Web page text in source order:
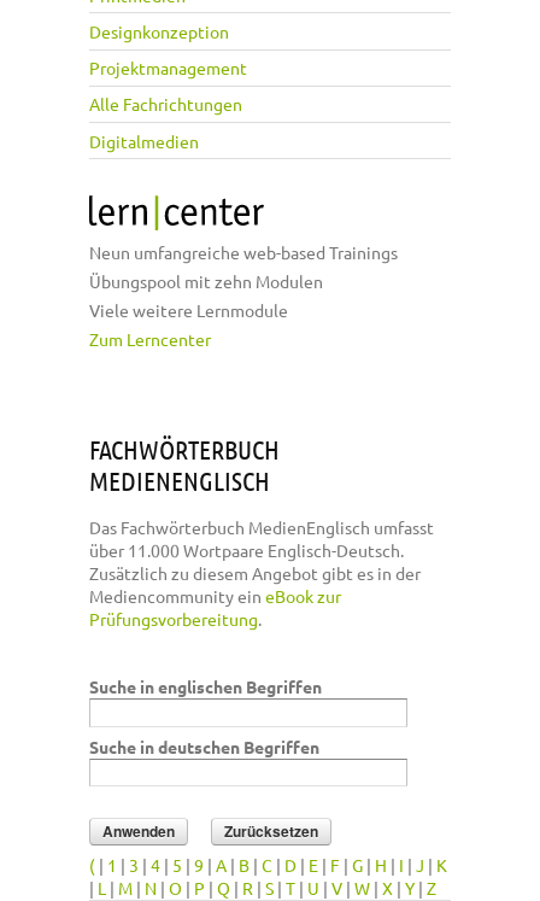
Designkonzeption
Projektmanagement
Alle Fachrichtungen
Digitalmedien
Neun umfangreiche web-based Trainings
Übungspool mit zehn Modulen
Viele weitere Lernmodule
Zum Lerncenter
FACHWÖRTERBUCH
MEDIENENGLISCH
Das Fachwörterbuch MedienEnglisch umfasst
über 11.000 Wortpaare Englisch-Deutsch.
Zusätzlich zu diesem Angebot gibt es in der
Mediencommunity ein eBook zur
Prüfungsvorbereitung.
Suche in englischen Begriffen
Suche in deutschen Begriffen
( | 1 | 3 | 4 | 5 | 9 | A | B | C | D | E | F | G | H | I | J | K
| L | M | N | O | P | Q | R | S | T | U | V | W | X | Y | Z